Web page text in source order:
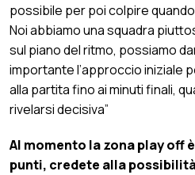
possibile per poi colpire
Noi abbiamo una squadra
sul piano del ritmo, possiamo
importante l’approccio iniziale
alla partita fino ai minuti finali,
rivelarsi decisiva”
Al momento la zona play off
punti, credete alla